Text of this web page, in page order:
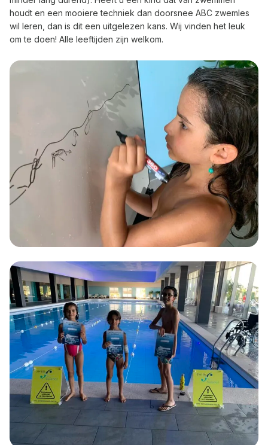
houdt en een mooiere techniek dan doorsnee ABC zwemles
wil leren, dan is dit een uitgelezen kans. Wij vinden het leuk
om te doen! Alle leeftijden zijn welkom.